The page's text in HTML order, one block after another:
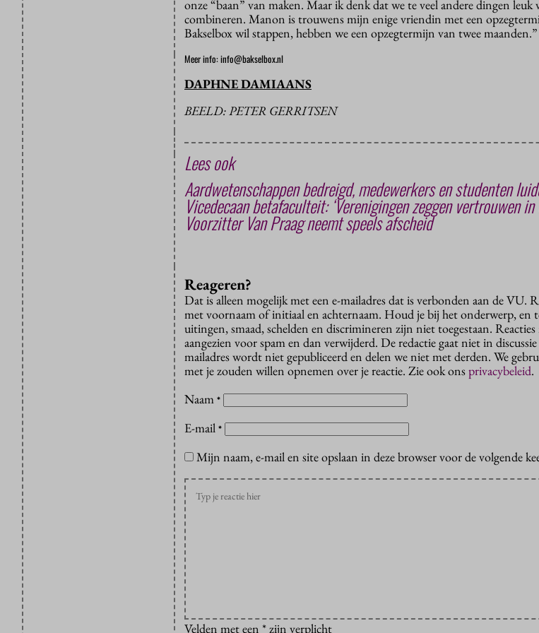
onze “baan” van maken. Maar ik denk dat we te veel andere dingen
combineren. Manon is trouwens mijn enige vriendin met een
Bakselbox wil stappen, hebben we een opzegtermijn van twee maanden.”
Meer info: info@bakselbox.nl
DAPHNE DAMIAANS
BEELD: PETER GERRITSEN
Lees ook
Aardwetenschappen bedreigd, medewerkers en studenten
Vicedecaan betafaculteit: ‘Verenigingen zeggen vertrouwen
Voorzitter Van Praag neemt speels afscheid
Reageren?
Dat is alleen mogelijk met een e-mailadres dat is verbonden aan de VU.
met voornaam of initiaal en achternaam. Houd je bij het onderwerp, en
uitingen, smaad, schelden en discrimineren zijn niet toegestaan.
aangezien voor spam en dan verwijderd. De redactie gaat niet in
mailadres wordt niet gepubliceerd en delen we niet met derden. We
met je zouden willen opnemen over je reactie. Zie ook onsprivacybeleid.
Naam *
E-mail *
Mijn naam, e-mail en site opslaan in deze browser voor de volgende
Velden met een * zijn verplicht